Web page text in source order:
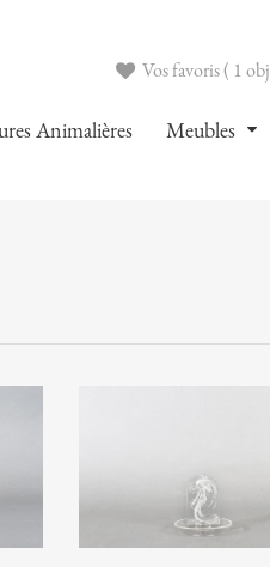
Vos favoris ( 1
Animalières Meubles